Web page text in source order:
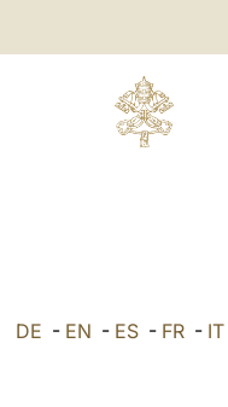
DE - EN - ES - FR - IT